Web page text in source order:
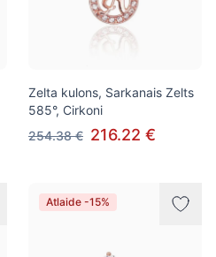
Zelta kulons, Sarkanais Zelts
585°, Cirkoni
254.38 € 216.22 €
Atlaide -15%